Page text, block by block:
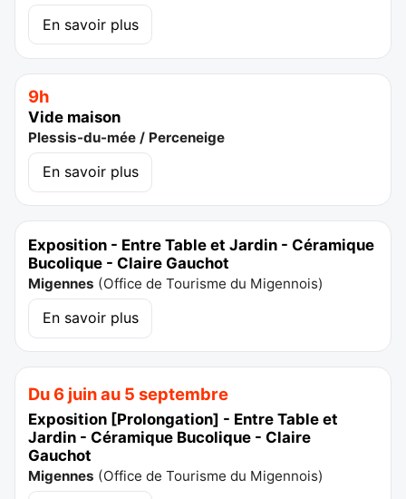
En savoir plus
9h
Vide maison
Plessis-du-mée / Perceneige
En savoir plus
Exposition - Entre Table et Jardin - Céramique
Bucolique - Claire Gauchot
Migennes (Office de Tourisme du Migennois)
En savoir plus
Du 6 juin au 5 septembre
Exposition [Prolongation] - Entre Table et
Jardin - Céramique Bucolique - Claire
Gauchot
Migennes (Office de Tourisme du Migennois)